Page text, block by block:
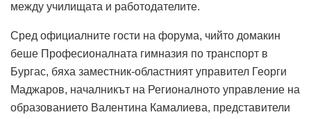
между училищата и работодателите.
Сред официалните гости на форума, чийто домакин
беше Професионалната гимназия по транспорт в
Бургас, бяха заместник-областният управител Георги
Маджаров, началникът на Регионалното управление на
образованието Валентина Камалиева, представители